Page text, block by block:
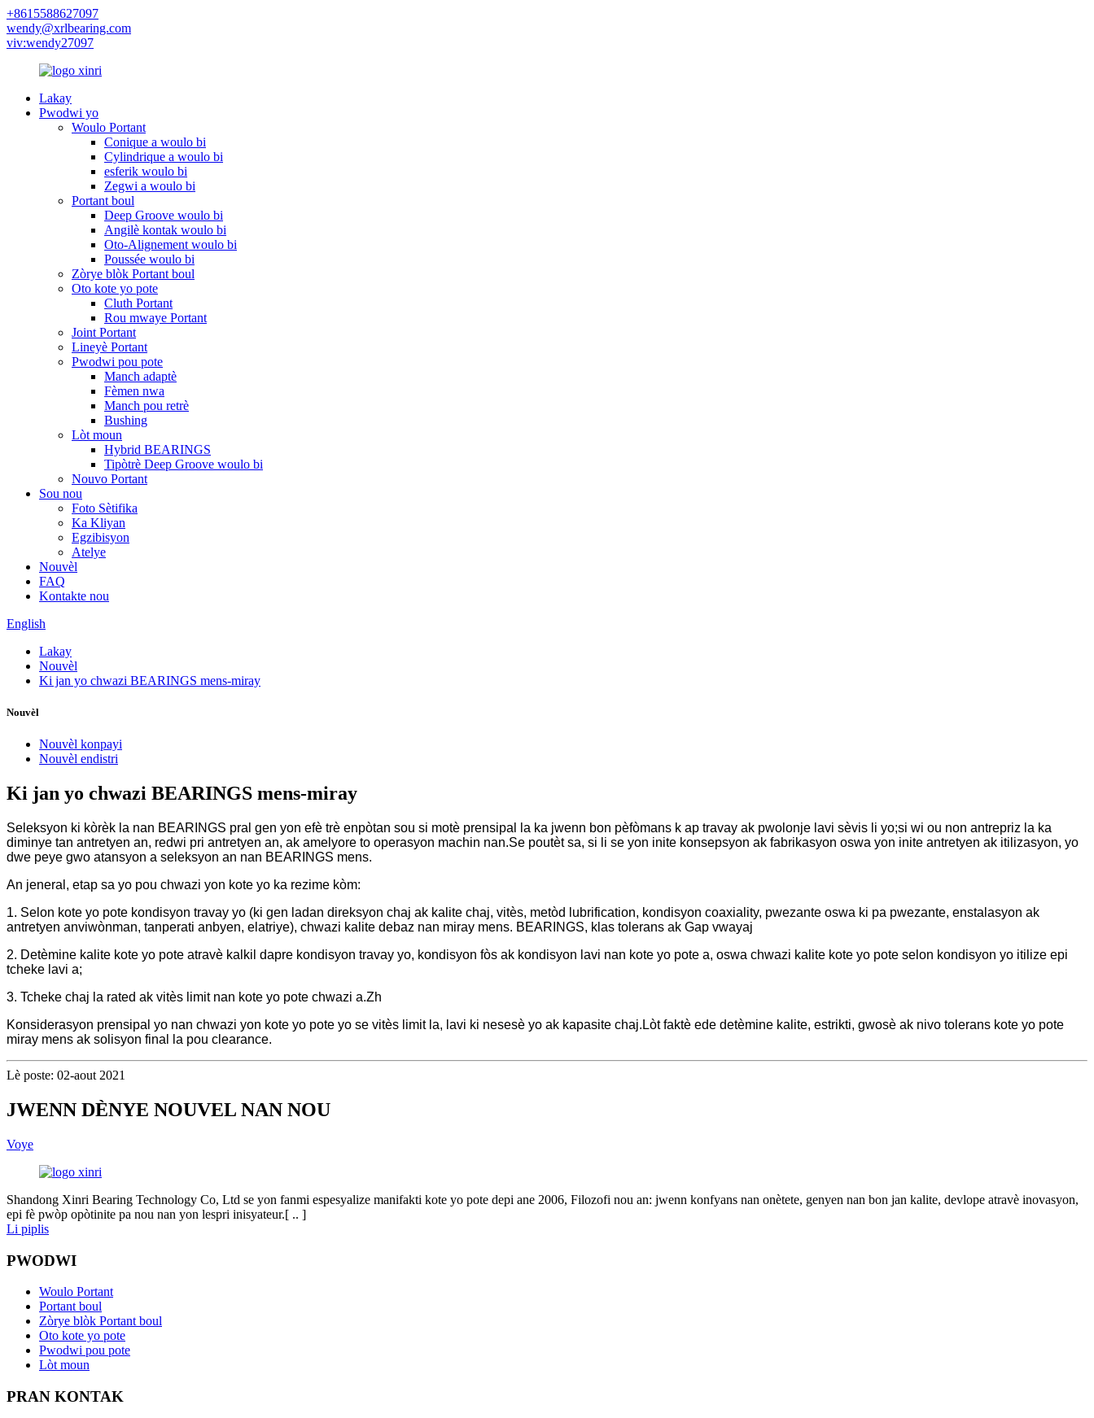
+8615588627097
wendy@xrlbearing.com
viv:wendy27097
Lakay
Pwodwi yo
Woulo Portant
Conique a woulo bi
Cylindrique a woulo bi
esferik woulo bi
Zegwi a woulo bi
Portant boul
Deep Groove woulo bi
Angilè kontak woulo bi
Oto-Alignement woulo bi
Poussée woulo bi
Zòrye blòk Portant boul
Oto kote yo pote
Cluth Portant
Rou mwaye Portant
Joint Portant
Lineyè Portant
Pwodwi pou pote
Manch adaptè
Fèmen nwa
Manch pou retrè
Bushing
Lòt moun
Hybrid BEARINGS
Tipòtrè Deep Groove woulo bi
Nouvo Portant
Sou nou
Foto Sètifika
Ka Kliyan
Egzibisyon
Atelye
Nouvèl
FAQ
Kontakte nou
English
Lakay
Nouvèl
Ki jan yo chwazi BEARINGS mens-miray
Nouvèl
Nouvèl konpayi
Nouvèl endistri
Ki jan yo chwazi BEARINGS mens-miray
Seleksyon ki kòrèk la nan BEARINGS pral gen yon efè trè enpòtan sou si motè prensipal la ka jwenn bon pèfòmans k ap travay ak pwolonje lavi sèvis li yo;si wi ou non antrepriz la ka
diminye tan antretyen an, redwi pri antretyen an, ak amelyore to operasyon machin nan.Se poutèt sa, si li se yon inite konsepsyon ak fabrikasyon oswa yon inite antretyen ak itilizasyon, yo
dwe peye gwo atansyon a seleksyon an nan BEARINGS mens.
An jeneral, etap sa yo pou chwazi yon kote yo ka rezime kòm:
1. Selon kote yo pote kondisyon travay yo (ki gen ladan direksyon chaj ak kalite chaj, vitès, metòd lubrification, kondisyon coaxiality, pwezante oswa ki pa pwezante, enstalasyon ak
antretyen anviwònman, tanperati anbyen, elatriye), chwazi kalite debaz nan miray mens. BEARINGS, klas tolerans ak Gap vwayaj
2. Detèmine kalite kote yo pote atravè kalkil dapre kondisyon travay yo, kondisyon fòs ak kondisyon lavi nan kote yo pote a, oswa chwazi kalite kote yo pote selon kondisyon yo itilize epi
tcheke lavi a;
3. Tcheke chaj la rated ak vitès limit nan kote yo pote chwazi a.Zh
Konsiderasyon prensipal yo nan chwazi yon kote yo pote yo se vitès limit la, lavi ki nesesè yo ak kapasite chaj.Lòt faktè ede detèmine kalite, estrikti, gwosè ak nivo tolerans kote yo pote
miray mens ak solisyon final la pou clearance.
Lè poste: 02-aout 2021
JWENN DÈNYE NOUVEL NAN NOU
Voye
Shandong Xinri Bearing Technology Co, Ltd se yon fanmi espesyalize manifakti kote yo pote depi ane 2006, Filozofi nou an: jwenn konfyans nan onètete, genyen nan bon jan kalite, devlope atravè inovasyon,
epi fè pwòp opòtinite pa nou nan yon lespri inisyateur.[ .. ]
Li piplis
PWODWI
Woulo Portant
Portant boul
Zòrye blòk Portant boul
Oto kote yo pote
Pwodwi pou pote
Lòt moun
PRAN KONTAK